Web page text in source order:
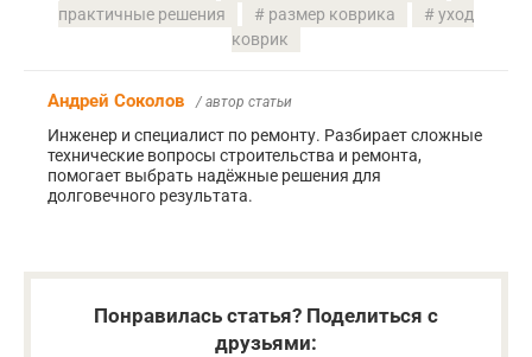
практичные решения
размер коврика
уход
коврик
Андрей Соколов / автор статьи
Инженер и специалист по ремонту. Разбирает сложные
технические вопросы строительства и ремонта,
помогает выбрать надёжные решения для
долговечного результата.
Понравилась статья? Поделиться с
друзьями: